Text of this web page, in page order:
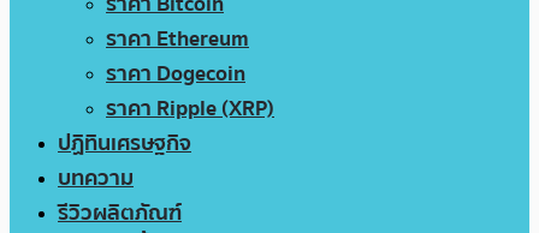
ราคา Ethereum
ราคา Dogecoin
ราคา Ripple (XRP)
ปฏิทินเศรษฐกิจ
บทความ
รีวิวผลิตภัณฑ์